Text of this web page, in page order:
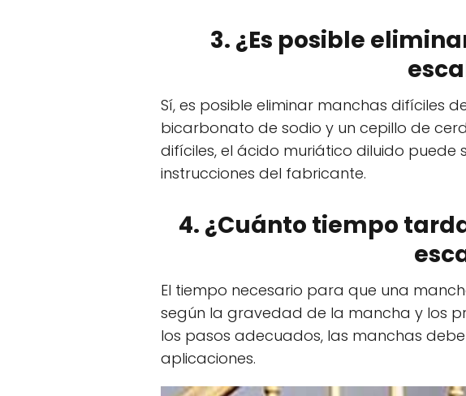
3. ¿Es posible
Sí, es posible eliminar manchas difíciles
bicarbonato de sodio y un cepillo de
difíciles, el ácido muriático diluido
instrucciones del fabricante.
4. ¿Cuánto tiempo
El tiempo necesario para que una
según la gravedad de la mancha y los
los pasos adecuados, las manchas
aplicaciones.